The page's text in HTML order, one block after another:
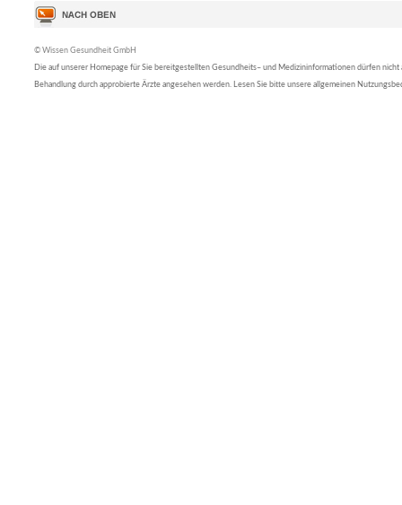
© Wissen Gesundheit GmbH
Die auf unserer Homepage für Sie bereitgestellten Gesundheits– und Medizininformationen dürfen nicht
Behandlung durch approbierte Ärzte angesehen werden. Lesen Sie bitte unsere allgemeinen